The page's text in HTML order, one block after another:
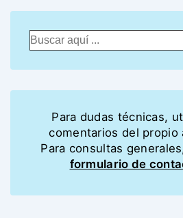
Para dudas técnicas,
comentarios del propio
Para consultas
formulario de